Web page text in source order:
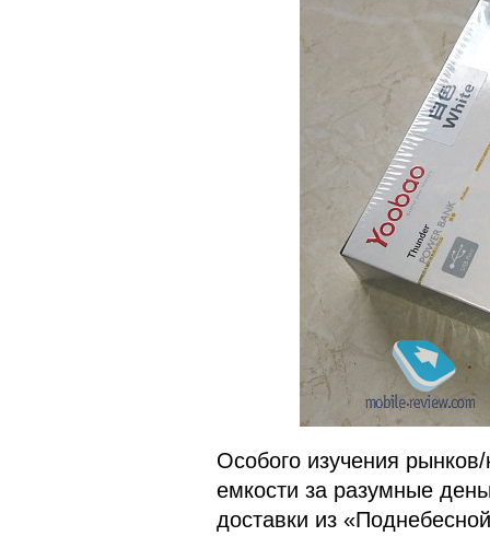
Особого изучения
емкости за разумные
доставки из